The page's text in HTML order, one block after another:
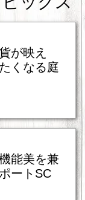
が映え
くなる庭
能美を兼
ートSC